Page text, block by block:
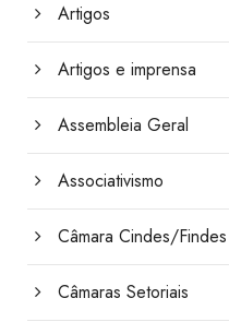
Artigos
Artigos e imprensa
Assembleia Geral
Associativismo
Câmara Cindes/Findes
Câmaras Setoriais